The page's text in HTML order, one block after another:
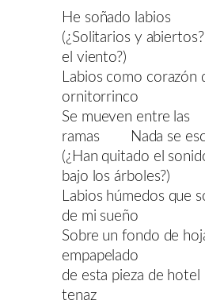
He soñado labios
(¿Solitarios y
el viento?)
Labios como corazón
ornitorrinco
Se mueven entre las
ramas Nada se
(¿Han quitado el
bajo los árboles?)
Labios húmedos que
de mi sueño
Sobre un fondo de
empapelado
de esta pieza de
tenaz